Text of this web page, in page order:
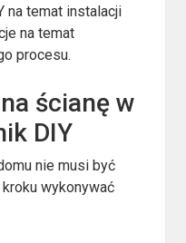
na temat instalacji
na temat
procesu.
ścianę w
DIY
nie musi być
wykonywać